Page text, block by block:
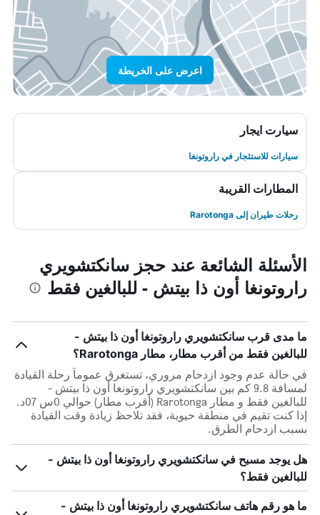
اعرض على الخريطة
سيارت ايجار
سيارات للاستئجار في راروتونغا
المطارات القريبة
رحلات طيران إلى Rarotonga
الأسئلة الشائعة عند حجز سانكتشويري
راروتونغا أون ذا بيتش - للبالغين فقط
ما مدى قرب سانكتشويري راروتونغا أون ذا بيتش -
للبالغين فقط من أقرب مطار، مطار Rarotonga؟
في حالة عدم وجود ازدحام مروري، تستغرق عموماً رحلة القيادة
لمسافة 9.8 كم بين سانكتشويري راروتونغا أون ذا بيتش -
للبالغين فقط و مطار Rarotonga (أقرب مطار) حوالي 0س 07د.
إذا كنت تقيم في منطقة حيوية، فقد تلاحظ زيادة وقت القيادة
بسبب ازدحام الطرق.
هل يوجد مسبح في سانكتشويري راروتونغا أون ذا بيتش -
للبالغين فقط؟
ما هو رقم هاتف سانكتشويري راروتونغا أون ذا بيتش -